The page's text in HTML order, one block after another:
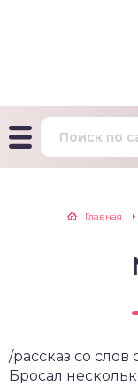
Главная
/рассказ со
Бросал
на определение
зависимости
курильщика